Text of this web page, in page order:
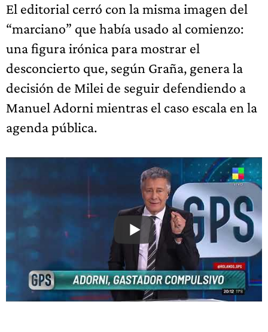
El editorial cerró con la misma imagen del
“marciano” que había usado al comienzo:
una figura irónica para mostrar el
desconcierto que, según Graña, genera la
decisión de Milei de seguir defendiendo a
Manuel Adorni mientras el caso escala en la
agenda pública.